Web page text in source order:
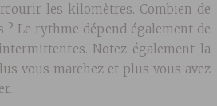
les kilomètres. Combien de
? Le rythme dépend également de
Notez également la
vous marchez et plus vous avez